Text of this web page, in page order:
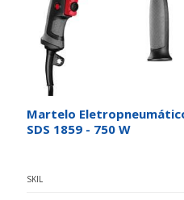
Martelo
SDS 1859 - 750 W
SKIL